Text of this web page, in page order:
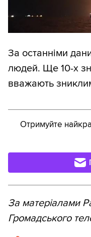
За останніми
людей. Ще 10-х
вважають
Отримуйте
За матеріалами
Громадського